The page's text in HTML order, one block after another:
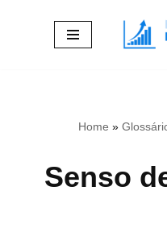
Home »
Senso